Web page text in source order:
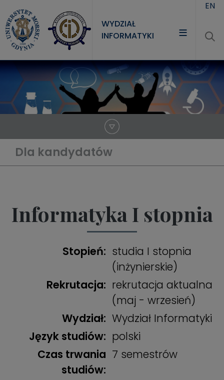
WYDZIAŁ
INFORMATYKI
WYDZIAŁ
STUDIA
NAUKA
EN
Dla kandydatów
Informatyka I stopnia
Stopień: studia I stopnia
(inżynierskie)
Rekrutacja: rekrutacja aktualna
(maj - wrzesień)
Wydział: Wydział Informatyki
Język studiów: polski
Czas trwania
studiów:
7 semestrów